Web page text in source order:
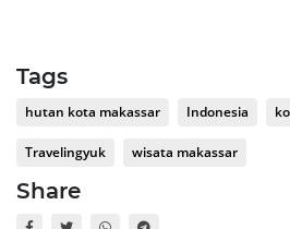
Tags
hutan kota makassar Indonesia
Travelingyuk wisata makassar
Share